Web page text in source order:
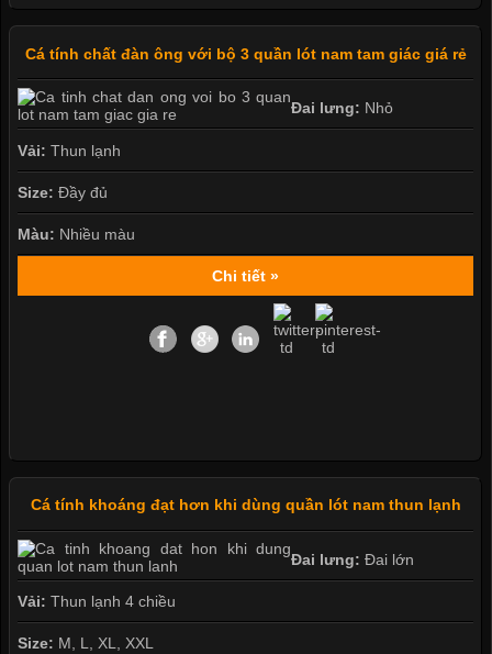
Cá tính chất đàn ông với bộ 3 quần lót nam tam giác giá rẻ
Đai lưng: Nhỏ
Vải: Thun lạnh
Size: Đầy đủ
Màu: Nhiều màu
Chi tiết »
Cá tính khoáng đạt hơn khi dùng quần lót nam thun lạnh
Đai lưng: Đai lớn
Vải: Thun lạnh 4 chiều
Size: M, L, XL, XXL